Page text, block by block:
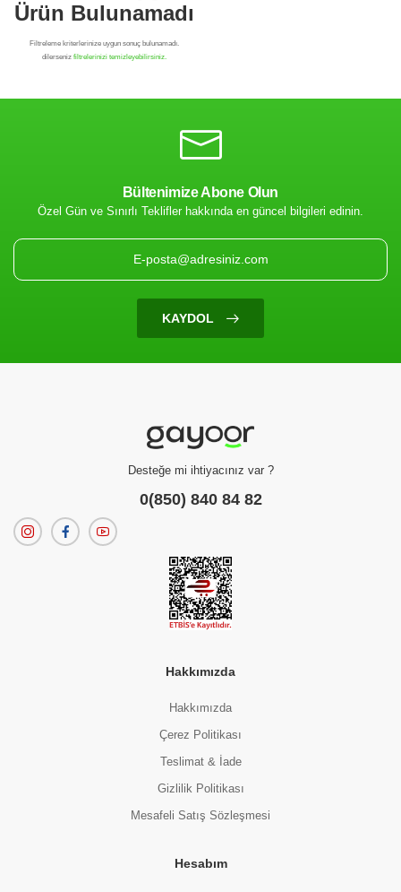
Filtrenize Uygun
Ürün Bulunamadı
Bültenimize Abone Olun
Özel Gün ve Sınırlı Teklifler hakkında en güncel bilgileri edinin.
KAYDOL
Desteğe mi ihtiyacınız var ?
0(850) 840 84 82
Hakkımızda
Hakkımızda
Çerez Politikası
Teslimat & İade
Gizlilik Politikası
Mesafeli Satış Sözleşmesi
Hesabım